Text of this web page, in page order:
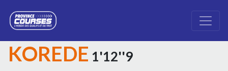
KOREDE 1'12''9